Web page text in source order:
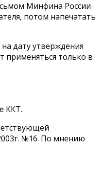
Минфина России
потом напечатать
дату утверждения
применяться только в
ККТ.
№16. По мнению